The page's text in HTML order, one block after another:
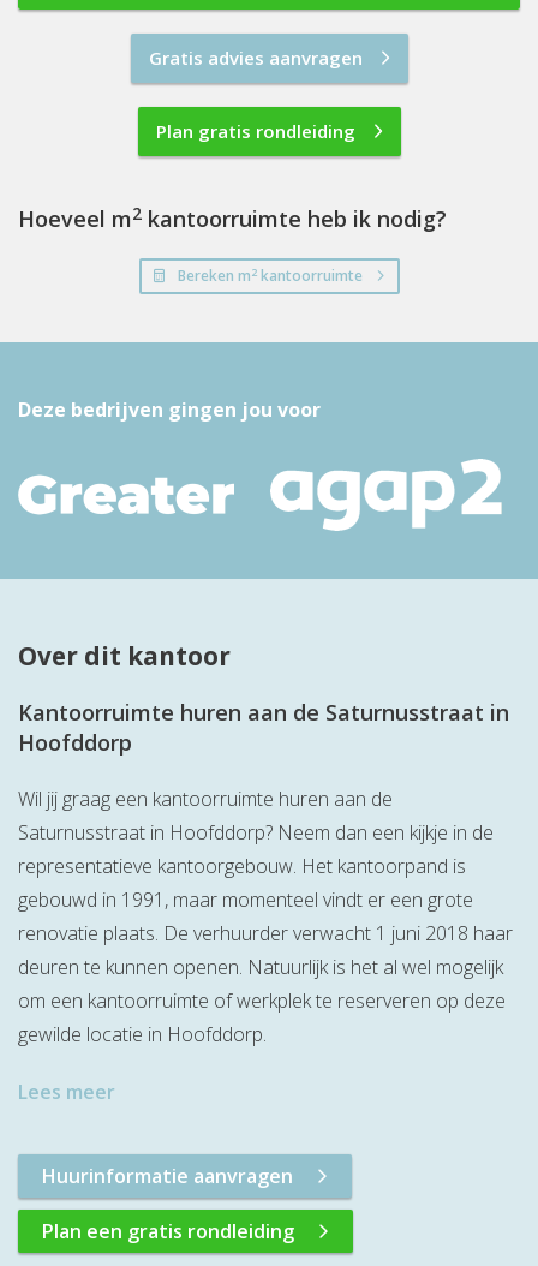
Gratis advies aanvragen
Plan gratis rondleiding
Hoeveel m2 kantoorruimte heb ik nodig?
Bereken m2kantoorruimte
Deze bedrijven gingen jou voor
Over dit kantoor
Kantoorruimte huren aan de Saturnusstraat in
Hoofddorp
Wil jij graag een kantoorruimte huren aan de
Saturnusstraat in Hoofddorp? Neem dan een kijkje in de
representatieve kantoorgebouw. Het kantoorpand is
gebouwd in 1991, maar momenteel vindt er een grote
renovatie plaats. De verhuurder verwacht 1 juni 2018 haar
deuren te kunnen openen. Natuurlijk is het al wel mogelijk
om een kantoorruimte of werkplek te reserveren op deze
gewilde locatie in Hoofddorp.
Lees meer
Huurinformatie aanvragen
Plan een gratis rondleiding